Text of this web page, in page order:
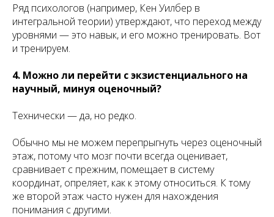
Ряд психологов (например, Кен Уилбер в
интегральной теории) утверждают, что переход между
уровнями — это навык, и его можно тренировать. Вот
и тренируем.
4. Можно ли перейти с экзистенциального на
научный, минуя оценочный?
Технически — да, но редко.
Обычно мы не можем перепрыгнуть через оценочный
этаж, потому что мозг почти всегда оценивает,
сравнивает с прежним, помещает в систему
координат, опреляет, как к этому относиться. К тому
же второй этаж часто нужен для нахождения
понимания с другими.